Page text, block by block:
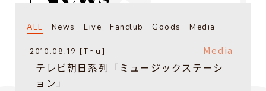
ALL News Live Fanclub Goods Media
2010.08.19 [Thu] Media
テレビ朝日系列「ミュージックステーシ
ョン」